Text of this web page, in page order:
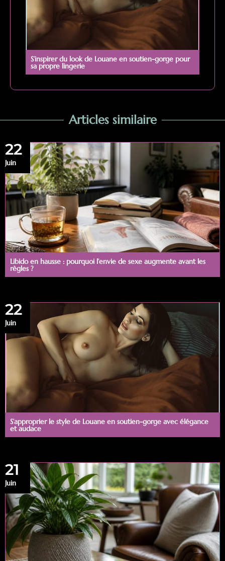
S’inspirer du look de Louane en soutien-gorge pour
sa propre lingerie
Articles similaire
22
Juin
Libido en hausse : pourquoi l’envie de sexe augmente avant les
règles ?
22
Juin
S’approprier le style de Louane en soutien-gorge avec élégance
et audace
21
Juin